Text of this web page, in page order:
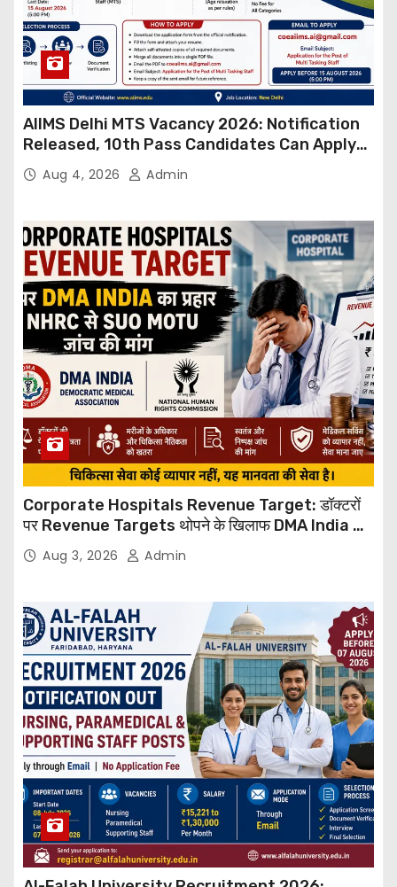
AIIMS Delhi MTS Vacancy 2026: Notification
Released, 10th Pass Candidates Can Apply
Through Email
Aug 4, 2026 Admin
Corporate Hospitals Revenue Target: डॉक्टरों
पर Revenue Targets थोपने के खिलाफ DMA India का
बड़ा कदम, NHRC से Suo Motu जांच की मांग
Aug 3, 2026 Admin